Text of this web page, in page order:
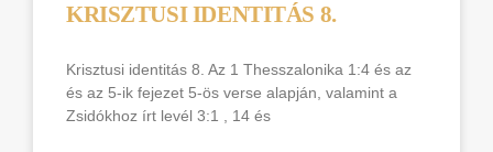
KRISZTUSI IDENTITÁS 8.
Krisztusi identitás 8. Az 1 Thesszalonika 1:4 és az
és az 5-ik fejezet 5-ös verse alapján, valamint a
Zsidókhoz írt levél 3:1 , 14 és